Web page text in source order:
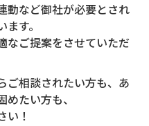
動など御社が必要とされ
す。
なご提案をさせていただ
ご相談されたい方も、あ
たい方も、
い！